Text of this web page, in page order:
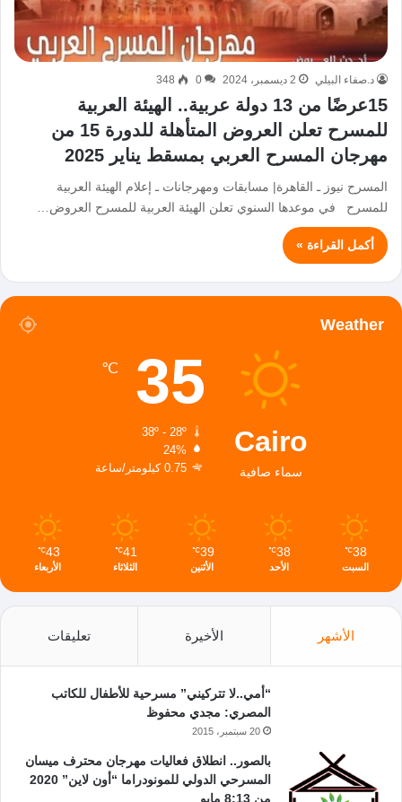
د.صفاء البيلي 2 ديسمبر، 2024 0
348
15عرضًا من 13 دولة عربية.. الهيئة العربية
للمسرح تعلن العروض المتأهلة للدورة 15 من
مهرجان المسرح العربي بمسقط يناير 2025
المسرح نيوز ـ القاهرة| مسابقات ومهرجانات ـ إعلام الهيئة العربية
للمسرح في موعدها السنوي تعلن الهيئة العربية للمسرح العروض…
أكمل القراءة »
Weather
Cairo
سماء صافية
35
℃
38º - 28º
24%
0.75 كيلومتر/ساعة
38
℃
السبت
38
℃
الأحد
39
℃
الأثنين
41
℃
الثلاثاء
43
℃
الأربعاء
الأشهر الأخيرة تعليقات
“أمي..لا تتركيني” مسرحية للأطفال للكاتب
المصري: مجدي محفوظ
20 سبتمبر، 2015
بالصور.. انطلاق فعاليات مهرجان محترف ميسان
المسرحي الدولي للمونودراما “أون لاين” 2020
من 8:13 مايو